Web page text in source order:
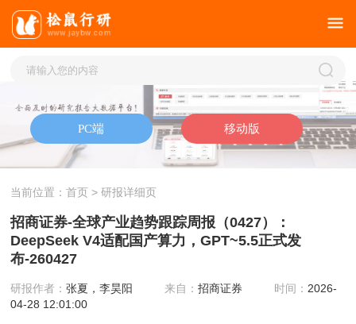
当前位置：首页 > 研报详细页
招商证券-全球产业趋势跟踪周报（0427）：
DeepSeek V4适配国产算力，GPT~5.5正式发
布-260427
研报作者：张夏，李昊阳 来自：招商证券 时间： 2026-
04-28 12:01:00